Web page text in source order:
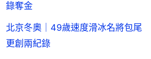
錄奪金
北京冬奧｜49歲速度滑冰名將包尾
更創兩紀錄